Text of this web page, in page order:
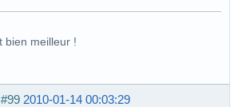
bien meilleur !
#99 2010-01-14 00:03:29